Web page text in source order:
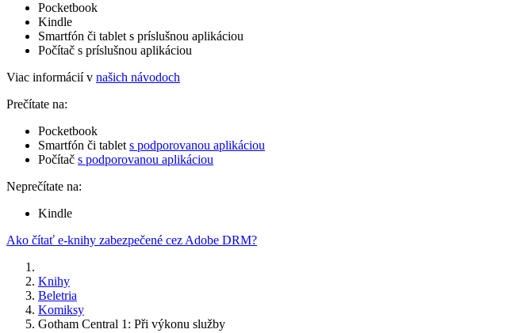
Pocketbook
Kindle
Smartfón či tablet s príslušnou aplikáciou
Počítač s príslušnou aplikáciou
Viac informácií v našich návodoch
Prečítate na:
Pocketbook
Smartfón či tablet s podporovanou aplikáciou
Počítač s podporovanou aplikáciou
Neprečítate na:
Kindle
Ako čítať e-knihy zabezpečené cez Adobe DRM?
Knihy
Beletria
Komiksy
Gotham Central 1: Při výkonu služby